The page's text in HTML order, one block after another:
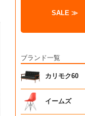
SALE ≫
ブランド一覧
カリモク60
イームズ